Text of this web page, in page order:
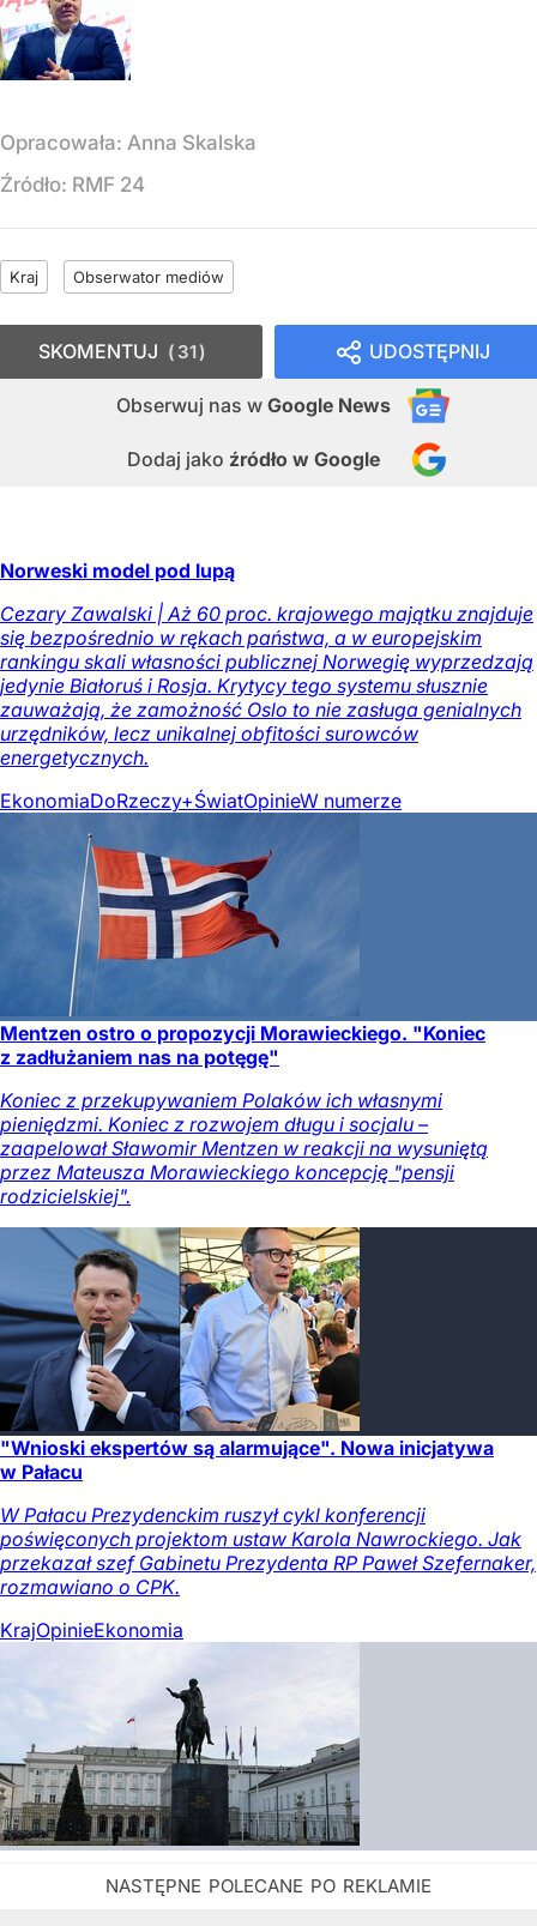
Opracowała: Anna Skalska
Źródło: RMF 24
Kraj Obserwator mediów
UDOSTĘPNIJ
Obserwuj nas w Google News
Dodaj jako źródło w Google
SKOMENTUJ 31
Norweski model pod lupą
Cezary Zawalski | Aż 60 proc. krajowego majątku znajduje
się bezpośrednio w rękach państwa, a w europejskim
rankingu skali własności publicznej Norwegię wyprzedzają
jedynie Białoruś i Rosja. Krytycy tego systemu słusznie
zauważają, że zamożność Oslo to nie zasługa genialnych
urzędników, lecz unikalnej obfitości surowców
energetycznych.
EkonomiaDoRzeczy+ŚwiatOpinieW numerze
Mentzen ostro o propozycji Morawieckiego. "Koniec
z zadłużaniem nas na potęgę"
Koniec z przekupywaniem Polaków ich własnymi
pieniędzmi. Koniec z rozwojem długu i socjalu –
zaapelował Sławomir Mentzen w reakcji na wysuniętą
przez Mateusza Morawieckiego koncepcję "pensji
rodzicielskiej".
"Wnioski ekspertów są alarmujące". Nowa inicjatywa
w Pałacu
W Pałacu Prezydenckim ruszył cykl konferencji
poświęconych projektom ustaw Karola Nawrockiego. Jak
przekazał szef Gabinetu Prezydenta RP Paweł Szefernaker,
rozmawiano o CPK.
KrajOpinieEkonomia